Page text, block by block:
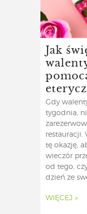
Jak
Gdy
tygodnia,
restauracji.
tę okazję,
wieczór
od tego,
dzień ze
WIĘCEJ »